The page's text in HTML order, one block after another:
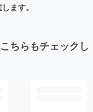
ます。
ちらもチェックし